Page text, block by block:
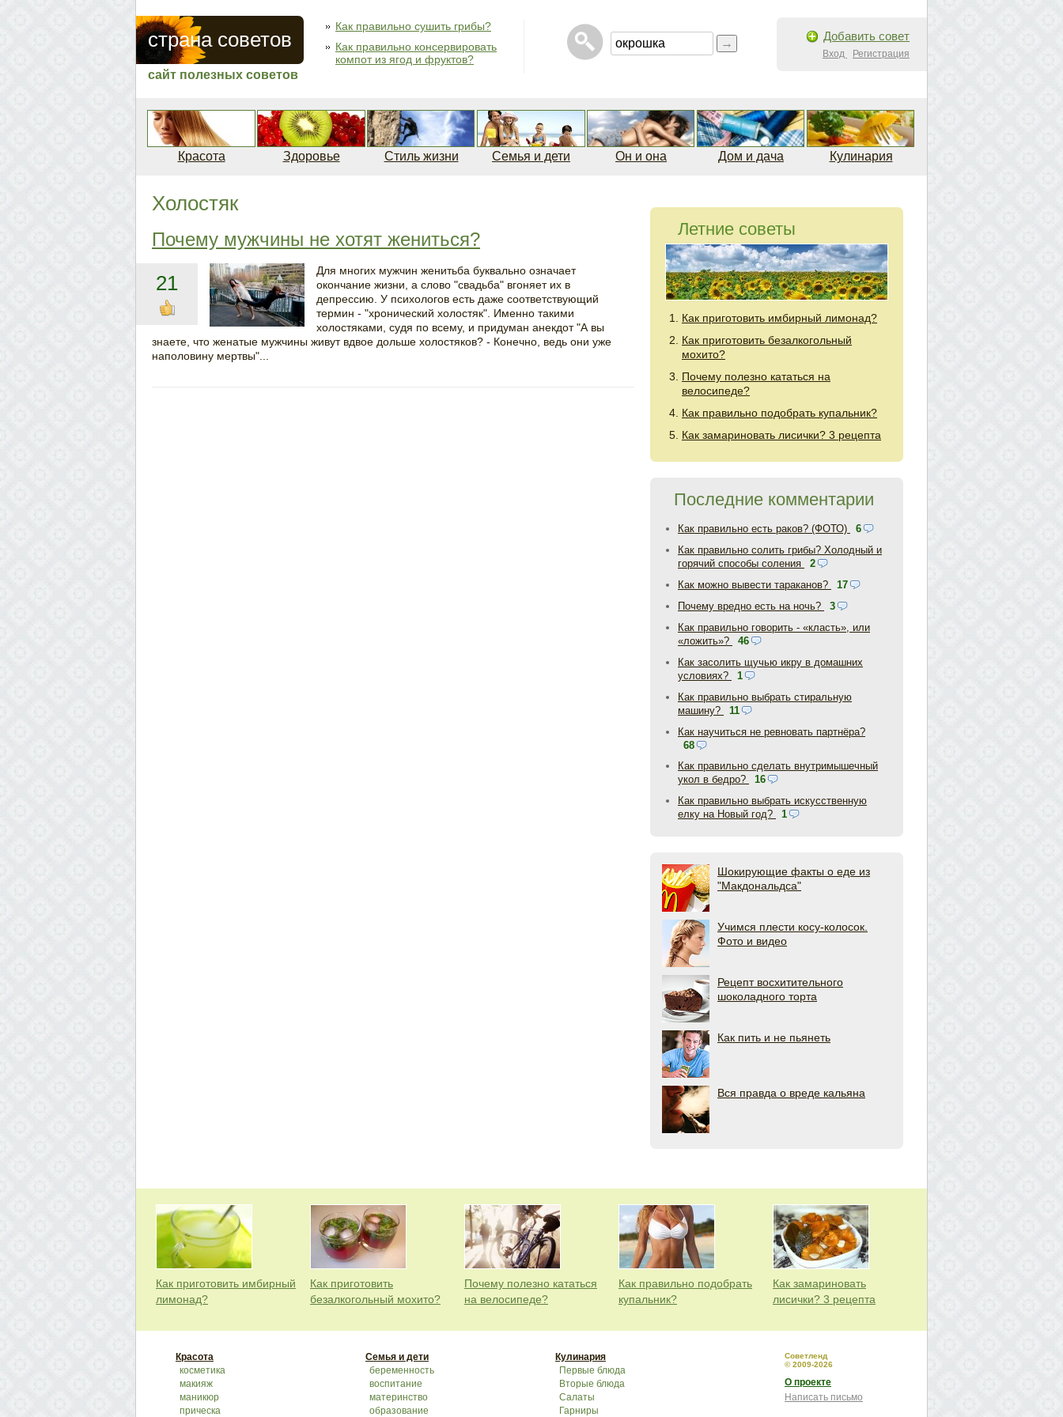
страна советов
сайт полезных советов
Как правильно сушить грибы?
Как правильно консервировать
компот из ягод и фруктов?
Добавить совет
Вход Регистрация
Красота Здоровье Стиль жизни Семья и дети Он и она Дом и дача Кулинария
Холостяк
Почему мужчины не хотят жениться?
21
Для многих мужчин женитьба буквально означает
окончание жизни, а слово "свадьба" вгоняет их в
депрессию. У психологов есть даже соответствующий
термин - "хронический холостяк". Именно такими
холостяками, судя по всему, и придуман анекдот "А вы
знаете, что женатые мужчины живут вдвое дольше холостяков? - Конечно, ведь они уже
наполовину мертвы"...
Летние советы
Как приготовить имбирный лимонад?
Как приготовить безалкогольный
мохито?
Почему полезно кататься на
велосипеде?
Как правильно подобрать купальник?
Как замариновать лисички? 3 рецепта
Последние комментарии
Как правильно есть раков? (ФОТО)
6
Как правильно солить грибы? Холодный и
горячий способы соления
2
Как можно вывести тараканов?
17
Почему вредно есть на ночь?
3
Как правильно говорить - «класть», или
«ложить»?
46
Как засолить щучью икру в домашних
условиях?
1
Как правильно выбрать стиральную
машину?
11
Как научиться не ревновать партнёра?
68
Как правильно сделать внутримышечный
укол в бедро?
16
Как правильно выбрать искусственную
елку на Новый год?
1
Шокирующие факты о еде из
"Макдональдса"
Учимся плести косу-колосок.
Фото и видео
Рецепт восхитительного
шоколадного торта
Как пить и не пьянеть
Вся правда о вреде кальяна
Как приготовить имбирный
лимонад?
Как приготовить
безалкогольный мохито?
Почему полезно кататься
на велосипеде?
Как правильно подобрать
купальник?
Как замариновать
лисички? 3 рецепта
Красота
косметика
макияж
маникюр
прическа
Семья и дети
беременность
воспитание
материнство
образование
Кулинария
Первые блюда
Вторые блюда
Салаты
Гарниры
Советленд
© 2009-2026
О проекте
Написать письмо